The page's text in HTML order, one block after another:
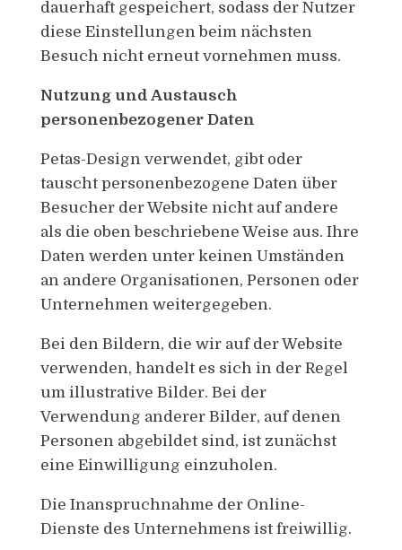
dauerhaft gespeichert, sodass der Nutzer
diese Einstellungen beim nächsten
Besuch nicht erneut vornehmen muss.
Nutzung und Austausch
personenbezogener Daten
Petas-Design verwendet, gibt oder
tauscht personenbezogene Daten über
Besucher der Website nicht auf andere
als die oben beschriebene Weise aus. Ihre
Daten werden unter keinen Umständen
an andere Organisationen, Personen oder
Unternehmen weitergegeben.
Bei den Bildern, die wir auf der Website
verwenden, handelt es sich in der Regel
um illustrative Bilder. Bei der
Verwendung anderer Bilder, auf denen
Personen abgebildet sind, ist zunächst
eine Einwilligung einzuholen.
Die Inanspruchnahme der Online-
Dienste des Unternehmens ist freiwillig.